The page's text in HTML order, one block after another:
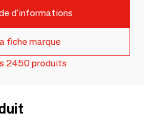
d'informations
fiche marque
2450 produits